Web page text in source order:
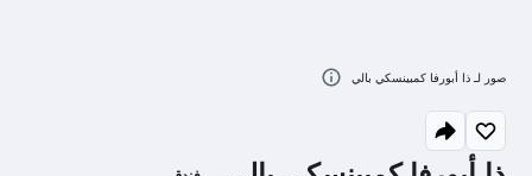
صور لـ ذا أبورفا كمبينسكي بالي